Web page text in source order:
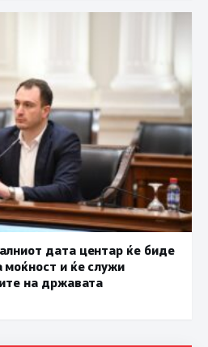
дата центар ќе биде
моќност и ќе служи
на државата